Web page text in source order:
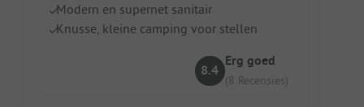
Modern en supernet sanitair
Knusse, kleine camping voor stellen
8.4
Erg goed
(8 Recensies)